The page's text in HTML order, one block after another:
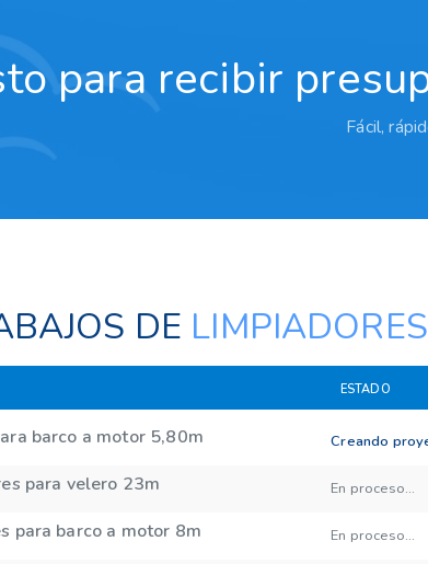
para recibir
Fácil,
DE
ESTADO
barco a motor 5,80m Creando
para velero 23m En proceso...
para barco a motor 8m En proceso...